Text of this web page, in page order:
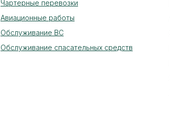
Чартерные перевозки
Авиационные работы
Обслуживание ВС
Обслуживание спасательных средств